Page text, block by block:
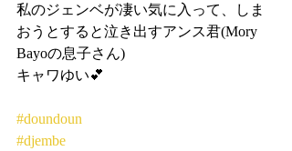
私のジェンベが凄い気に入って、しま
おうとすると泣き出すアンス君(Mory
Bayoの息子さん)
キャワゆい💕
#doundoun
#djembe